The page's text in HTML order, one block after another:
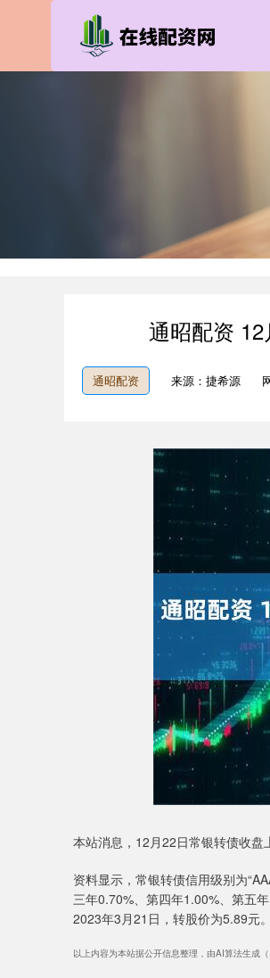
通昭配资
通昭配资 来源：捷希源
本站消息，12月22日常银转债收盘
资料显示，常银转债信用级别为
三年0.70%、第四年1.00%、第五
2023年3月21日，转股价为5.89元。
以上内容为本站据公开信息整理，由AI算法生成
上证指数